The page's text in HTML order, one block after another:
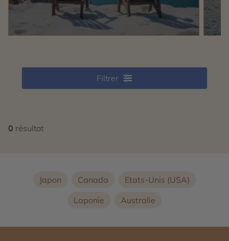
Filtrer
0 résultat
Japon Canada
Etats-Unis (USA)
Laponie
Australie